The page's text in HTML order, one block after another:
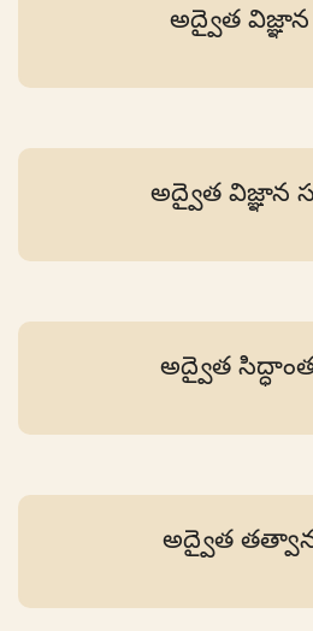
అద్వైత
అద్వైత విజ్ఞాన
అద్వైత
అద్వైత